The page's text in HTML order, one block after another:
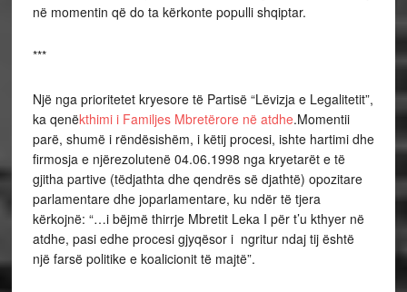
në momentin që do ta kërkonte populli shqiptar.
***
Një nga prioritetet kryesore të Partisë “Lëvizja e Legalitetit”,
ka qenëkthimi i Familjes Mbretërore në atdhe.Momentii
parë, shumë i rëndësishëm, i këtij procesi, ishte hartimi dhe
firmosja e njërezolutenë 04.06.1998 nga kryetarët e të
gjitha partive (tëdjathta dhe qendrës së djathtë) opozitare
parlamentare dhe joparlamentare, ku ndër të tjera
kërkojnë: “…i bëjmë thirrje Mbretit Leka I për t’u kthyer në
atdhe, pasi edhe procesi gjyqësor i ngritur ndaj tij është
një farsë politike e koalicionit të majtë”.